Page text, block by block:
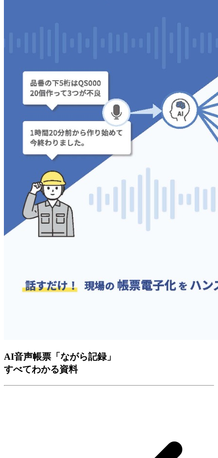
AI音声帳票「ながら記録」
すべてわかる資料